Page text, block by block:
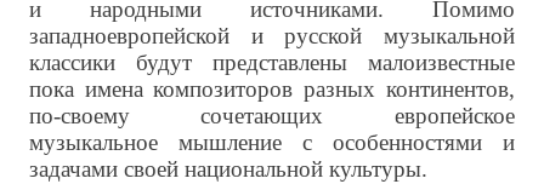
и народными источниками. Помимо
западноевропейской и русской музыкальной
классики будут представлены малоизвестные
пока имена композиторов разных континентов,
по-своему сочетающих европейское
музыкальное мышление с особенностями и
задачами своей национальной культуры.